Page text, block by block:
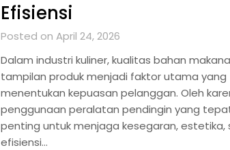
Efisiensi
Posted on April 24, 2026
Dalam industri kuliner, kualitas bahan
tampilan produk menjadi faktor utama yang
menentukan kepuasan pelanggan. Oleh
penggunaan peralatan pendingin yang
penting untuk menjaga kesegaran, estetika,
efisiensi…